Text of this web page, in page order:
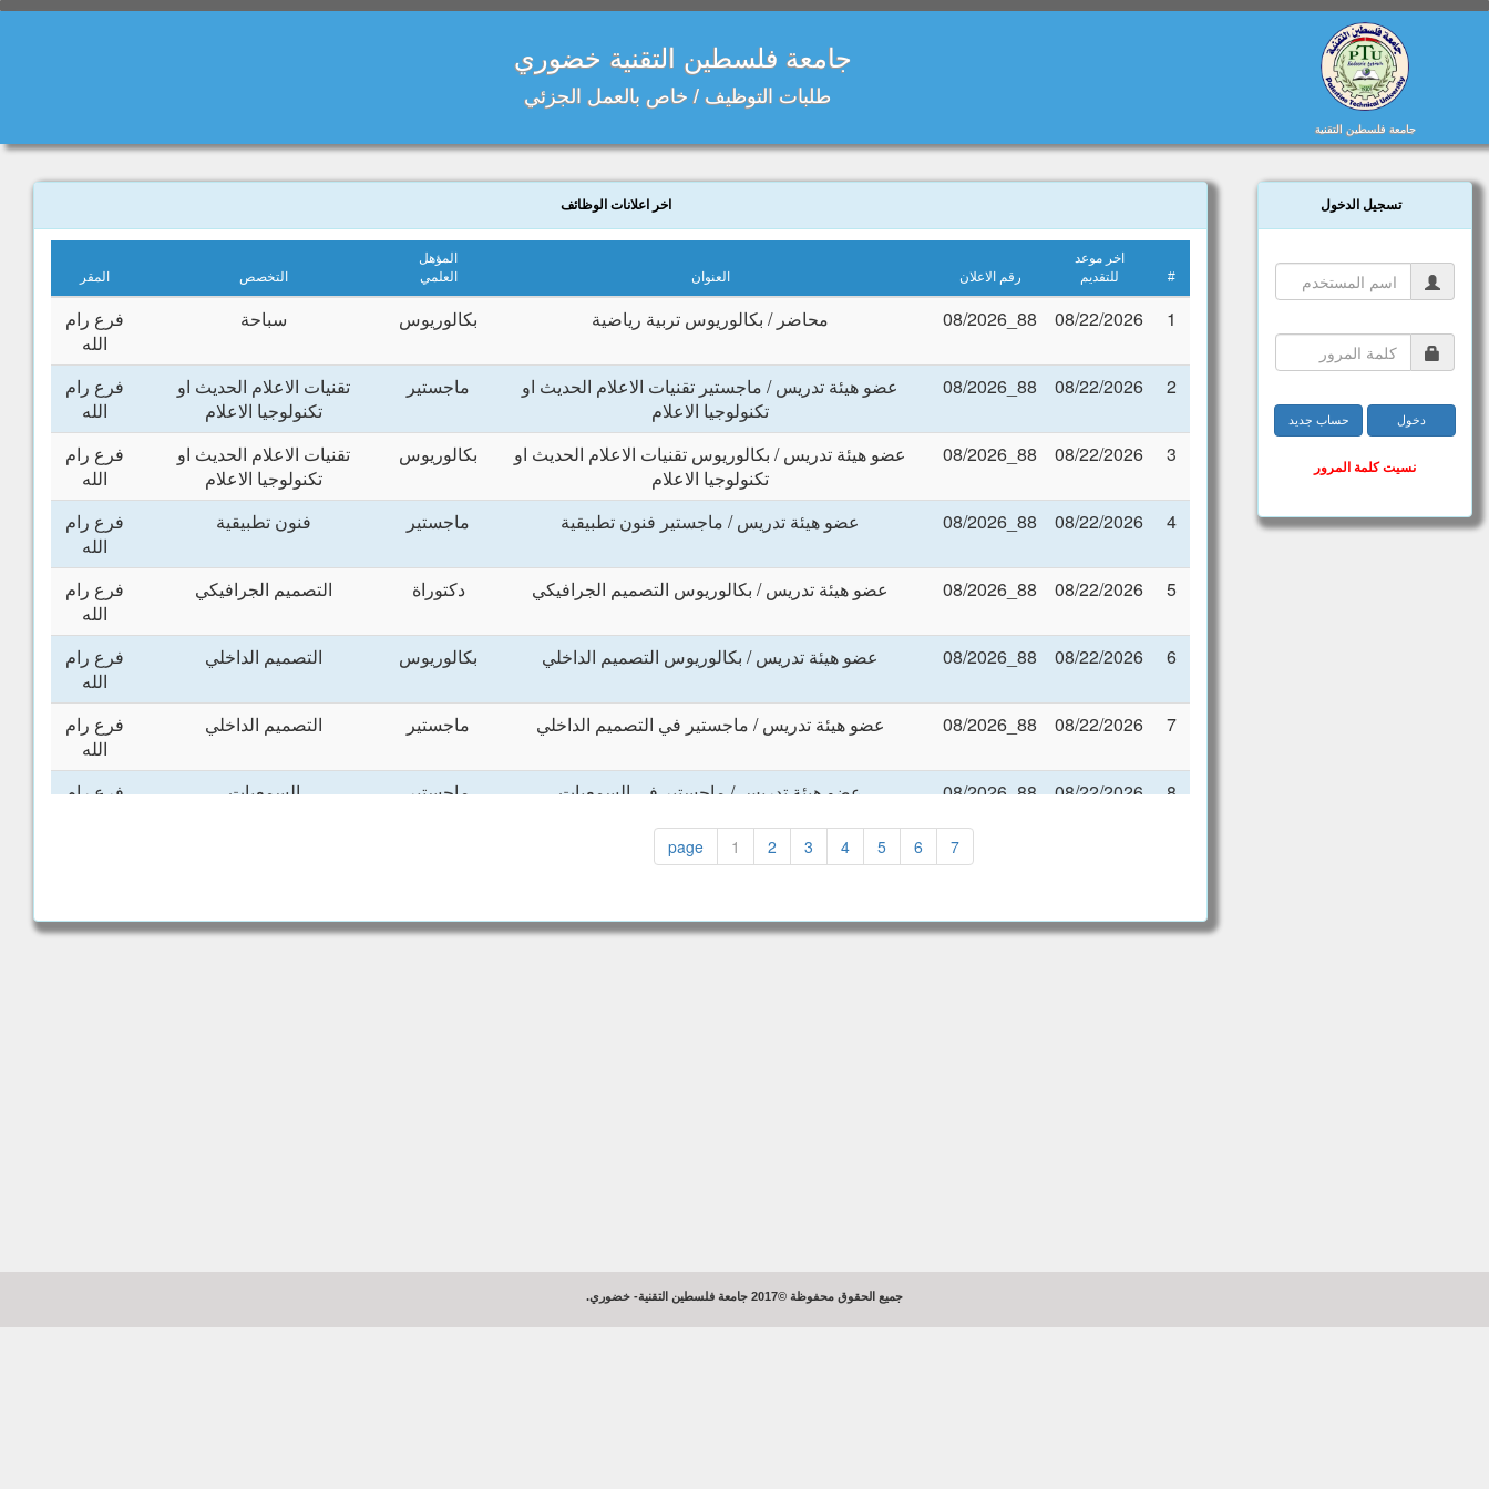
جامعة فلسطين التقنية
جامعة فلسطين التقنية خضوري
طلبات التوظيف / خاص بالعمل الجزئي
اخر اعلانات الوظائف
#
اخر موعد
للتقديم
رقم الاعلان العنوان
المؤهل
العلمي
التخصص المقر
1
08/22/2026
88_08/2026 محاضر / بكالوريوس تربية رياضية بكالوريوس سباحة
فرع رام
الله
2
08/22/2026
88_08/2026
عضو هيئة تدريس / ماجستير تقنيات الاعلام الحديث او
تكنولوجيا الاعلام
ماجستير
تقنيات الاعلام الحديث او
تكنولوجيا الاعلام
فرع رام
الله
3
08/22/2026
88_08/2026
عضو هيئة تدريس / بكالوريوس تقنيات الاعلام الحديث او
تكنولوجيا الاعلام
بكالوريوس
تقنيات الاعلام الحديث او
تكنولوجيا الاعلام
فرع رام
الله
4
08/22/2026
88_08/2026 عضو هيئة تدريس / ماجستير فنون تطبيقية ماجستير فنون تطبيقية
فرع رام
الله
5
08/22/2026
88_08/2026 عضو هيئة تدريس / بكالوريوس التصميم الجرافيكي دكتوراة التصميم الجرافيكي
فرع رام
الله
6
08/22/2026
88_08/2026 عضو هيئة تدريس / بكالوريوس التصميم الداخلي بكالوريوس التصميم الداخلي
فرع رام
الله
7
08/22/2026
88_08/2026 عضو هيئة تدريس / ماجستير في التصميم الداخلي ماجستير التصميم الداخلي
فرع رام
الله
8
08/22/2026
88_08/2026 عضو هيئة تدريس / ماجستير في السمعيات ماجستير السمعيات
فرع رام
معلم مهني - فنون تطبيقية
10
08/22/2026
88_08/2026 محاضر / بكالوريوس ازياء بكالوريوس ازياء
فرع رام
page 1 2 3 4 5 6 7
تسجيل الدخول
نسيت كلمة المرور
.جميع الحقوق محفوظة ©2017 جامعة فلسطين التقنية- خضوري